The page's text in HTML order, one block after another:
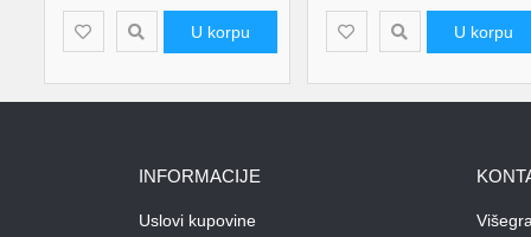
U korpu U korpu
INFORMACIJE
Uslovi kupovine